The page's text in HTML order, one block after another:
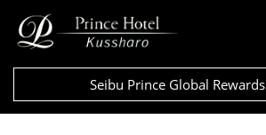
Seibu Prince Global Rewards